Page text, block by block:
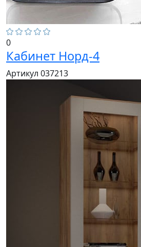
0
Кабинет Норд-4
Артикул 037213